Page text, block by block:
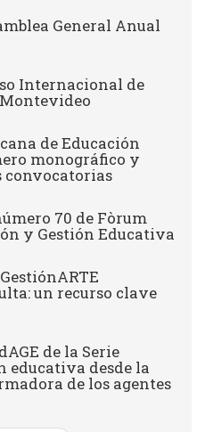
General Anual
Internacional de
de Educación
monográfico y
convocatorias
70 de Fòrum
y Gestión Educativa
un recurso clave
de la Serie
educativa desde la
de los agentes